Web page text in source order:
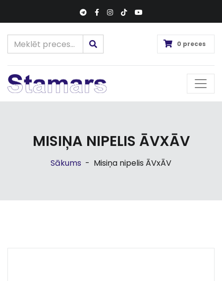
0 preces
MISIŅA NIPELIS ĀVXĀV
Sākums - Misiņa nipelis ĀVxĀV